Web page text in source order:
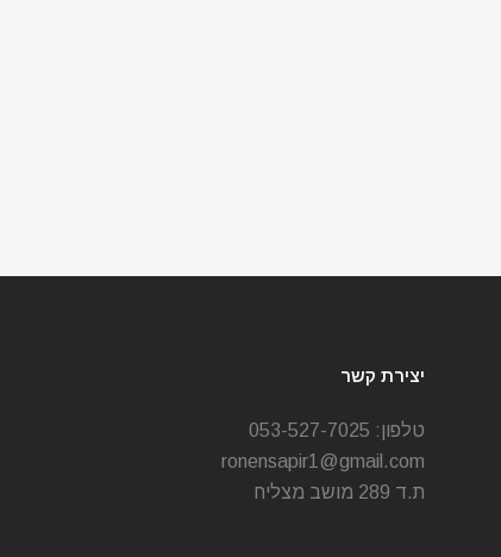
יצירת קשר
טלפון: 053-527-7025
ronensapir1@gmail.com
ת.ד 289 מושב מצליח